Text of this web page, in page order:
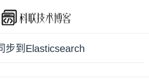
步到Elasticsearch